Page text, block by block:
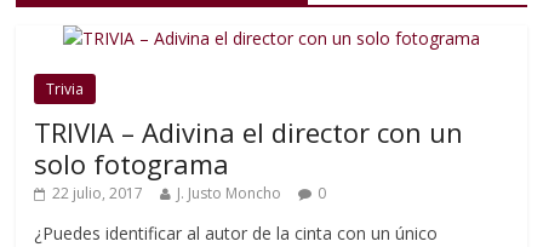
Trivia
TRIVIA – Adivina el director con un
solo fotograma
22 julio, 2017 J. Justo Moncho 0
¿Puedes identificar al autor de la cinta con un único